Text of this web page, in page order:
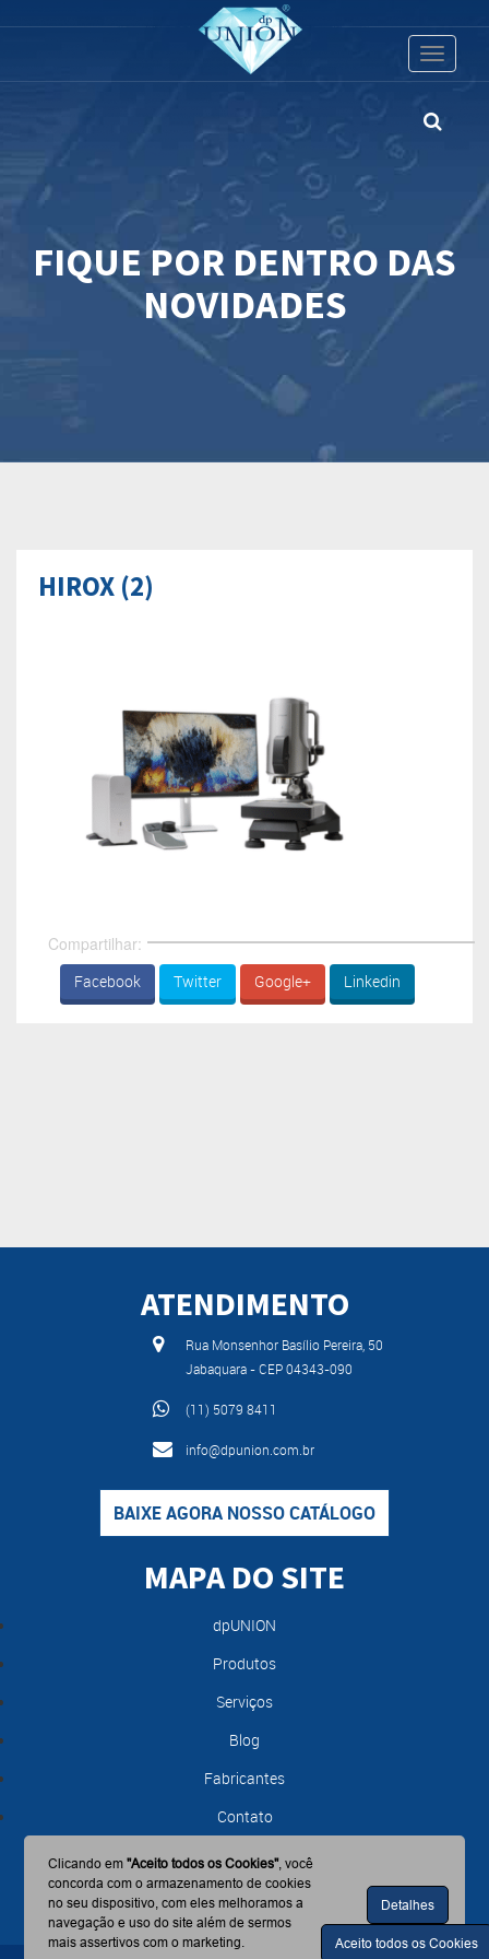
Toggle
FIQUE POR DENTRO DAS
NOVIDADES
HIROX (2)
Compartilhar:
Facebook Twitter Google+ Linkedin
ATENDIMENTO
Rua Monsenhor Basílio Pereira, 50
Jabaquara - CEP 04343-090
(11) 5079 8411
info@dpunion.com.br
BAIXE AGORA NOSSO CATÁLOGO
MAPA DO SITE
dpUNION
Produtos
Serviços
Blog
Fabricantes
Contato
Clicando em"Aceito todos os Cookies", você
concorda com o armazenamento de cookies
no seu dispositivo, com eles melhoramos a
navegação e uso do site além de sermos
mais assertivos com o marketing.
Detalhes
Aceito todos os Cookies